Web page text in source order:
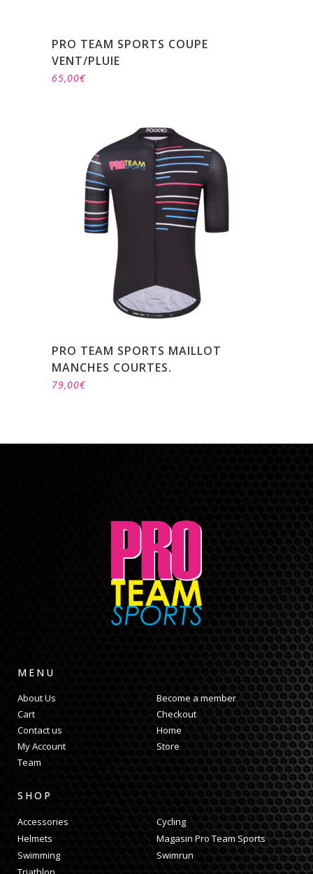
PRO TEAM SPORTS COUPE
VENT/PLUIE
65,00€
PRO TEAM SPORTS MAILLOT
MANCHES COURTES.
79,00€
Het begon met een enkele muntworp in de digitale
lobby. Slimme strategieën helpen bij het gokken om
winst te maken.
biedt kansen via online
gaming voor gedurfde spelers vandaag.
MENU
About Us
Become a member
Cart
Checkout
Contact us
Home
My Account
Store
Team
SHOP
Accessories
Cycling
Helmets
Magasin Pro Team Sports
Swimming
Swimrun